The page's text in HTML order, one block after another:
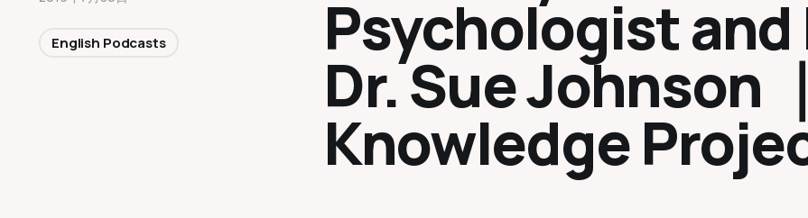
Psychologist and
Dr. Sue Johnson
Knowledge
English Podcasts